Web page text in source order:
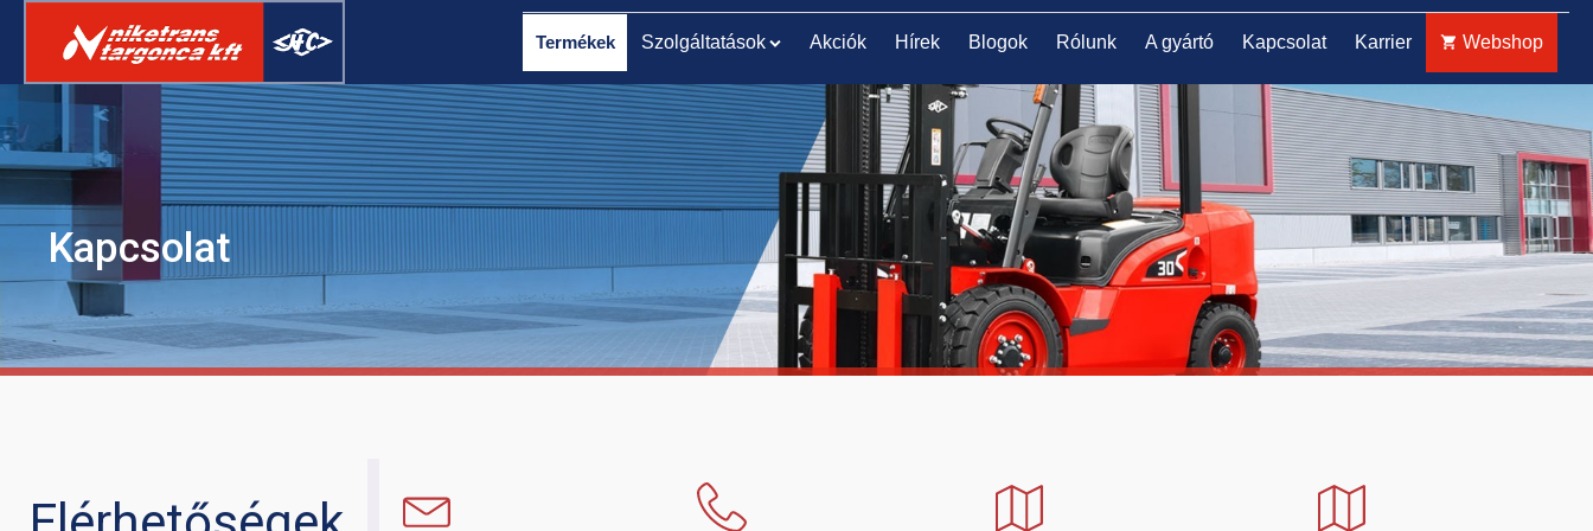
Termékek Szolgáltatások Akciók Hírek Blogok Rólunk A gyártó Kapcsolat Karrier Webshop
ELEKTROMOS
RAKLAPSZÁLLÍTÓ
RAKLAPEMELŐ
ELEKTROMOS KOMISSIÓZÓ
TARGONCA
ELEKTROMOS TOLÓOSZLOPOS
TARGONCA
Kapcsolat